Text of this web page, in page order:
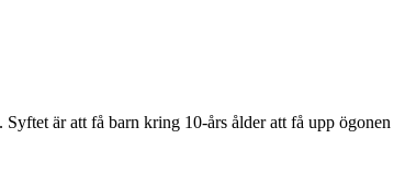
är att få barn kring 10-års ålder att få upp ögonen